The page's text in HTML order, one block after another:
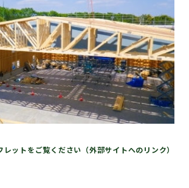
ットをご覧ください（外部サイトへのリンク）